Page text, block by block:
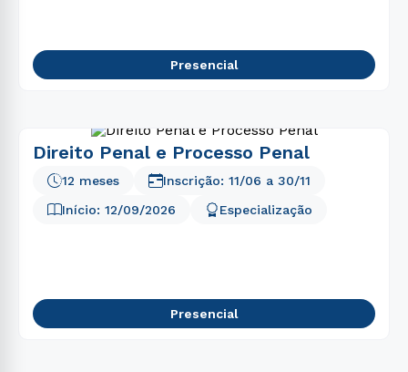
Presencial
Direito Penal e Processo Penal
12 meses
Início: 12/09/2026 Especialização
Inscrição: 11/06 a 30/11
Presencial